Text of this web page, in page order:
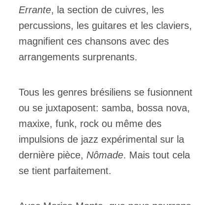
Errante, la section de cuivres, les
percussions, les guitares et les claviers,
magnifient ces chansons avec des
arrangements surprenants.
Tous les genres brésiliens se fusionnent
ou se juxtaposent: samba, bossa nova,
maxixe, funk, rock ou même des
impulsions de jazz expérimental sur la
dernière pièce, Nômade. Mais tout cela
se tient parfaitement.